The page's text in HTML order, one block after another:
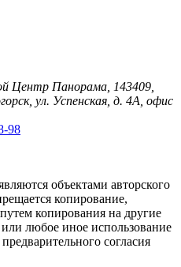
Центр Панорама, 143409,
ул. Успенская, д. 4А, офис
98
объектами авторского
копирование,
копирования на другие
любое иное использование
согласия